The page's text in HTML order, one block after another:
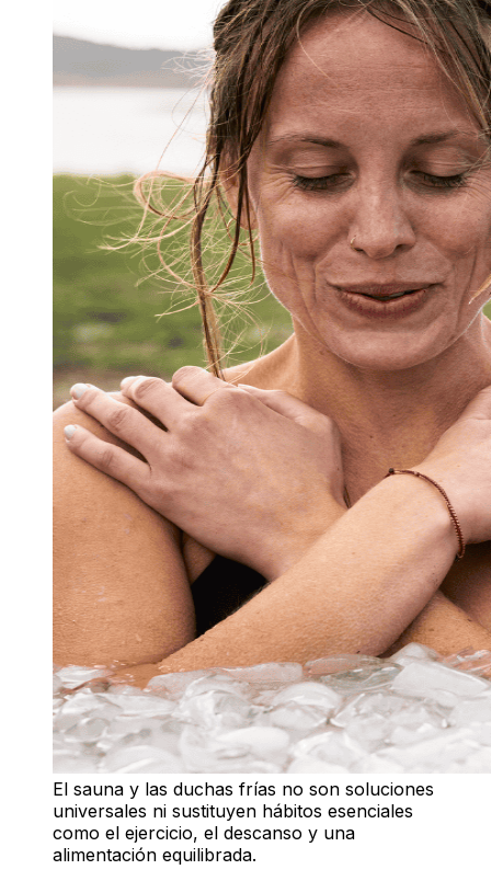
El sauna y las duchas frías no son soluciones
universales ni sustituyen hábitos esenciales
como el ejercicio, el descanso y una
alimentación equilibrada.